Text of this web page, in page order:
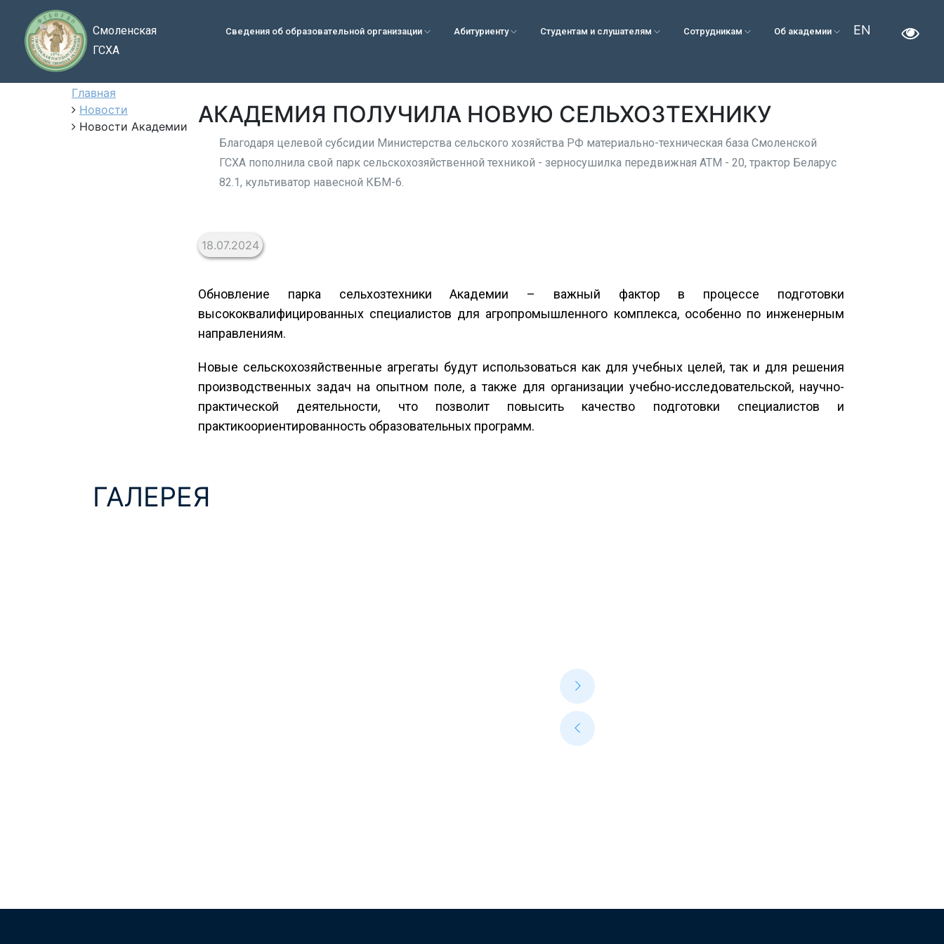
Смоленская
ГСХА
Сведения об образовательной организации Абитуриенту Студентам и слушателям Сотрудникам Об академии EN
Главная
Новости
Новости Академии
АКАДЕМИЯ ПОЛУЧИЛА НОВУЮ СЕЛЬХОЗТЕХНИКУ
Благодаря целевой субсидии Министерства сельского хозяйства РФ материально-техническая база Смоленской
ГСХА пополнила свой парк сельскохозяйственной техникой - зерносушилка передвижная АТМ - 20, трактор Беларус
82.1, культиватор навесной КБМ-6.
18.07.2024
Обновление парка сельхозтехники Академии – важный фактор в процессе подготовки
высококвалифицированных специалистов для агропромышленного комплекса, особенно по инженерным
направлениям.
Новые сельскохозяйственные агрегаты будут использоваться как для учебных целей, так и для решения
производственных задач на опытном поле, а также для организации учебно-исследовательской, научно-
практической деятельности, что позволит повысить качество подготовки специалистов и
практикоориентированность образовательных программ.
ГАЛЕРЕЯ